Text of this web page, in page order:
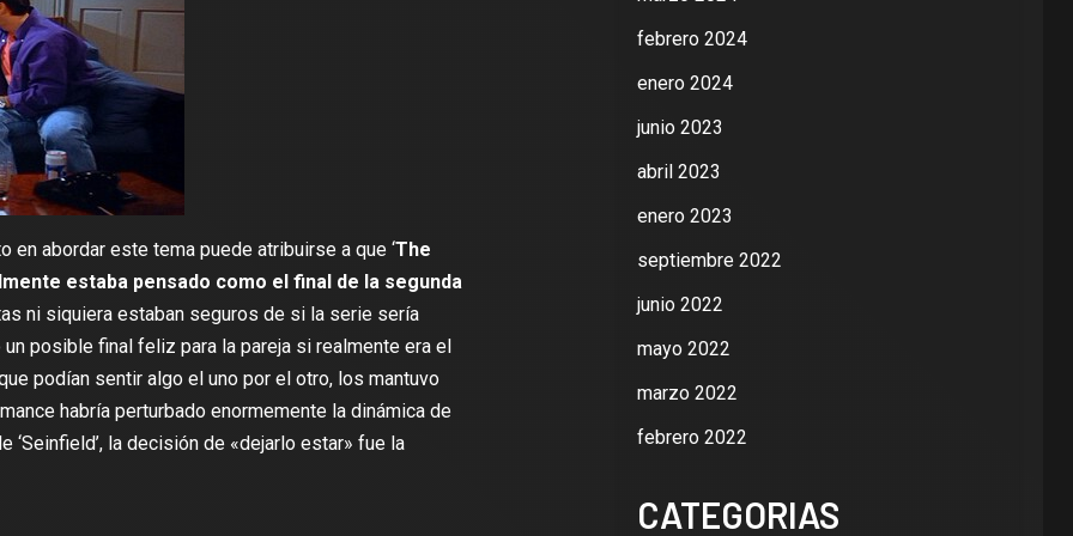
en abordar este tema puede atribuirse a que ‘The
estaba pensado como el final de la segunda
ni siquiera estaban seguros de si la serie sería
posible final feliz para la pareja si realmente era el
podían sentir algo el uno por el otro, los mantuvo
habría perturbado enormemente la dinámica de
la decisión de «dejarlo estar» fue la
febrero 2024
enero 2024
junio 2023
abril 2023
enero 2023
septiembre 2022
junio 2022
mayo 2022
marzo 2022
febrero 2022
CATEGORIAS